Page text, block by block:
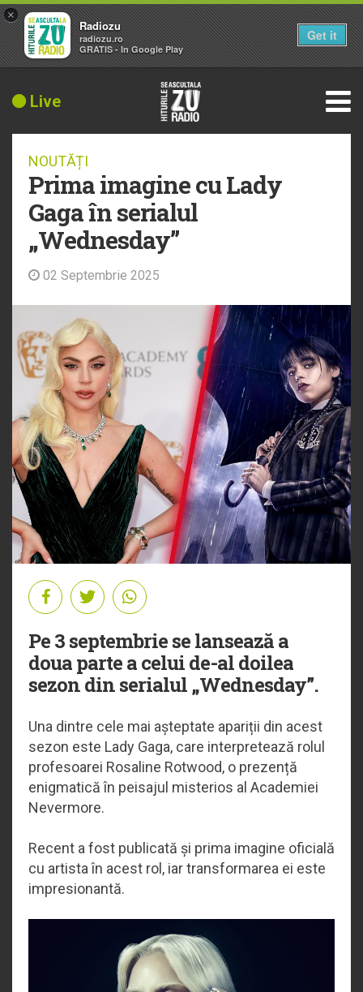
Live
NOUTĂȚI
Prima imagine cu Lady
Gaga în serialul
„Wednesday”
02 Septembrie 2025
Pe 3 septembrie se lansează a
doua parte a celui de-al doilea
sezon din serialul „Wednesday”.
Una dintre cele mai așteptate apariții din acest
sezon este Lady Gaga, care interpretează rolul
profesoarei Rosaline Rotwood, o prezență
enigmatică în peisajul misterios al Academiei
Nevermore.
Recent a fost publicată și prima imagine oficială
cu artista în acest rol, iar transformarea ei este
impresionantă.
×
Radiozu
radiozu.ro
GRATIS - In Google Play
Get it